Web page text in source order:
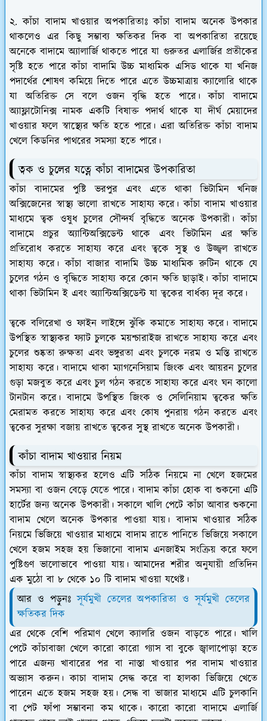
২. কাঁচা বাদাম খাওয়ার অপকারিতাঃ কাঁচা বাদাম অনেক উপকার
থাকলেও এর কিছু সম্ভাব্য ক্ষতিকর দিক বা অপকারিতা রয়েছে
অনেকে বাদামে অ্যালার্জি থাকতে পারে যা গুরুতর এলার্জির প্রতীকের
সৃষ্টি হতে পারে কাঁচা বাদামি উচ্চ মাধ্যমিক এসিড থাকে যা খনিজ
পদার্থের শোষণ কমিয়ে দিতে পারে এতে উচ্চমাত্রায় ক্যালোরি থাকে
যা অতিরিক্ত সে বলে ওজন বৃদ্ধি হতে পারে। কাঁচা বাদামে
অ্যাফ্লাটোনিক্স নামক একটি বিষাক্ত পদার্থ থাকে যা দীর্ঘ মেয়াদের
খাওয়ার ফলে স্বাস্থ্যের ক্ষতি হতে পারে। এরা অতিরিক্ত কাঁচা বাদাম
খেলে কিডনির পাথরের সমস্যা হতে পারে।
ত্বক ও চুলের যত্নে কাঁচা বাদামের উপকারিতা
কাঁচা বাদামের পুষ্টি ভরপুর এবং এতে থাকা ভিটামিন খনিজ
অক্সিজেনের স্বাস্থ্য ভালো রাখতে সাহায্য করে। কাঁচা বাদাম খাওয়ার
মাধ্যমে ত্বক ওষুধ চুলের সৌন্দর্য বৃদ্ধিতে অনেক উপকারী। কাঁচা
বাদামে প্রচুর অ্যান্টিঅক্সিডেন্ট থাকে এবং ভিটামিন এর ক্ষতি
প্রতিরোধ করতে সাহায্য করে এবং ত্বকে সুস্থ ও উজ্জ্বল রাখতে
সাহায্য করে। কাঁচা বাজার বাদামি উচ্চ মাধ্যমিক রুটিন থাকে যে
চুলের গঠন ও বৃদ্ধিতে সাহায্য করে কোন ক্ষতি ছাড়াই। কাঁচা বাদামে
থাকা ভিটামিন ই এবং অ্যান্টিঅক্সিডেন্ট যা ত্বকের বার্ধক্য দূর করে।
ত্বকে বলিরেখা ও ফাইন লাইন্সে ঝুঁকি কমাতে সাহায্য করে। বাদামে
উপস্থিত স্বাস্থ্যকর ফ্যাট চুলকে ময়শ্চারাইজ রাখতে সাহায্য করে এবং
চুলের শুষ্কতা রুক্ষতা এবং ভঙ্গুরতা এবং চুলকে নরম ও মস্তি রাখতে
সাহায্য করে। বাদামে থাকা ম্যাগনেসিয়াম জিংক এবং আয়রন চুলের
গুড়া মজবুত করে এবং চুল গঠন করতে সাহায্য করে এবং ঘন কালো
টানটান করে। বাদামে উপস্থিত জিংক ও সেলিনিয়াম ত্বকের ক্ষতি
মেরামত করতে সাহায্য করে এবং কোষ পুনরায় গঠন করতে এবং
ত্বকের সুরক্ষা বজায় রাখতে ত্বকের সুস্থ রাখতে অনেক উপকারী।
কাঁচা বাদাম খাওয়ার নিয়ম
কাঁচা বাদাম স্বাস্থ্যকর হলেও এটি সঠিক নিয়মে না খেলে হজমের
সমস্যা বা ওজন বেড়ে যেতে পারে। বাদাম কাঁচা হোক বা শুকনো এটি
হার্টের জন্য অনেক উপকারী। সকালে খালি পেটে কাঁচা আবার শুকনো
বাদাম খেলে অনেক উপকার পাওয়া যায়। বাদাম খাওয়ার সঠিক
নিয়মে ভিজিয়ে খাওয়ার মাধ্যমে বাদাম রাতে পানিতে ভিজিয়ে সকালে
খেলে হজম সহজ হয় ভিজানো বাদাম এনজাইম সংক্রিয় করে ফলে
পুষ্টিগুণ ভালোভাবে পাওয়া যায়। আমাদের শরীর অনুযায়ী প্রতিদিন
এক মুঠো বা ৮ থেকে ১০ টি বাদাম খাওয়া যথেষ্ট।
আর ও পড়ুনঃসূর্যমুখী তেলের অপকারিতা ও সূর্যমুখী তেলের
ক্ষতিকর দিক
এর থেকে বেশি পরিমাণ খেলে ক্যালরি ওজন বাড়তে পারে। খালি
পেটে কাঁচাবাজা খেলে কারো কারো গ্যাস বা বুকে জ্বালাপোড়া হতে
পারে এজন্য খাবারের পর বা নাস্তা খাওয়ার পর বাদাম খাওয়ার
অভ্যাস করুন। কাচা বাদাম সেদ্ধ করে বা হালকা ভিজিয়ে খেতে
পারেন এতে হজম সহজ হয়। সেদ্ধ বা ভাজার মাধ্যমে এটি চুলকানি
বা পেট ফাঁপা সম্ভাবনা কম থাকে। কারো কারো বাদামে এলার্জি